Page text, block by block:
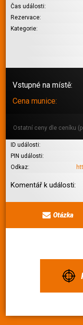
Čas události:
Rezervace:
Kategorie:
Vstupné na místě:
Cena munice:
Ostatní ceny dle ceníku
ID události:
PIN události:
Odkaz:
Komentář k události:
Otázka